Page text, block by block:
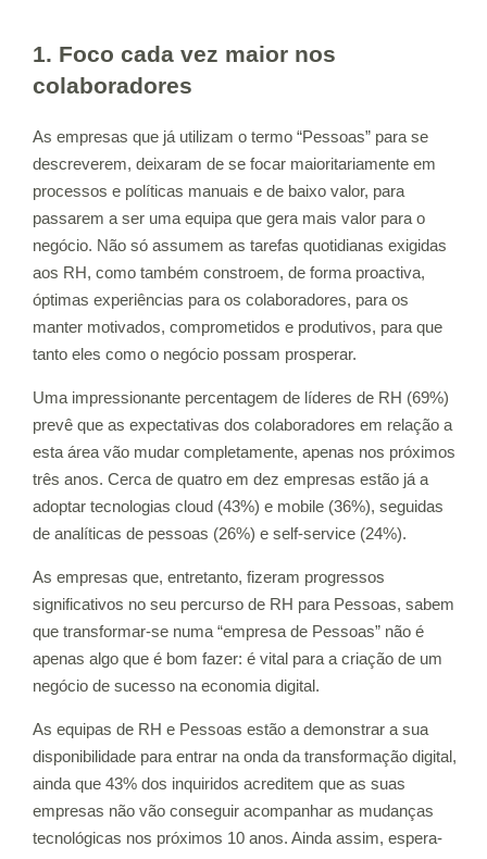
1. Foco cada vez maior nos
colaboradores
As empresas que já utilizam o termo “Pessoas” para se
descreverem, deixaram de se focar maioritariamente em
processos e políticas manuais e de baixo valor, para
passarem a ser uma equipa que gera mais valor para o
negócio. Não só assumem as tarefas quotidianas exigidas
aos RH, como também constroem, de forma proactiva,
óptimas experiências para os colaboradores, para os
manter motivados, comprometidos e produtivos, para que
tanto eles como o negócio possam prosperar.
Uma impressionante percentagem de líderes de RH (69%)
prevê que as expectativas dos colaboradores em relação a
esta área vão mudar completamente, apenas nos próximos
três anos. Cerca de quatro em dez empresas estão já a
adoptar tecnologias cloud (43%) e mobile (36%), seguidas
de analíticas de pessoas (26%) e self-service (24%).
As empresas que, entretanto, fizeram progressos
significativos no seu percurso de RH para Pessoas, sabem
que transformar-se numa “empresa de Pessoas” não é
apenas algo que é bom fazer: é vital para a criação de um
negócio de sucesso na economia digital.
As equipas de RH e Pessoas estão a demonstrar a sua
disponibilidade para entrar na onda da transformação digital,
ainda que 43% dos inquiridos acreditem que as suas
empresas não vão conseguir acompanhar as mudanças
tecnológicas nos próximos 10 anos. Ainda assim, espera-